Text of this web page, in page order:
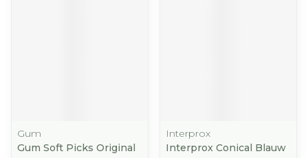
Gum
Gum Soft Picks Original
Interprox
Interprox Conical Blauw